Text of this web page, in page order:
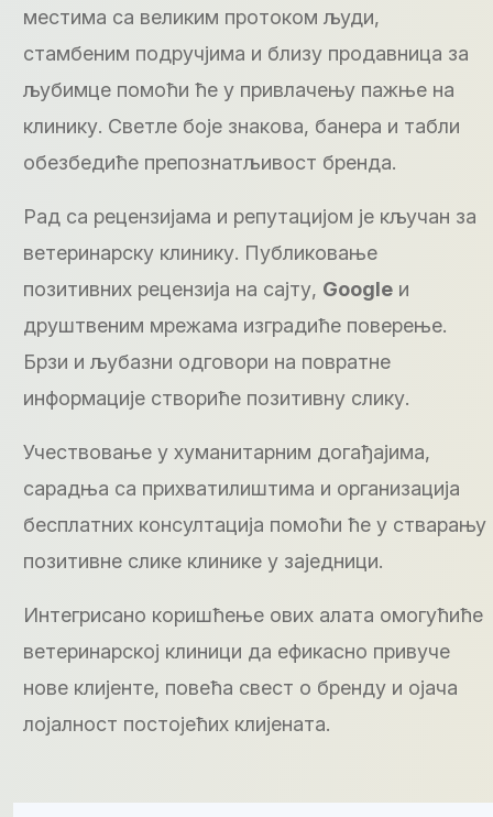
местима са великим протоком људи,
стамбеним подручјима и близу продавница за
љубимце помоћи ће у привлачењу пажње на
клинику. Светле боје знакова, банера и табли
обезбедиће препознатљивост бренда.
Рад са рецензијама и репутацијом је кључан за
ветеринарску клинику. Публиковање
позитивних рецензија на сајту, Google и
друштвеним мрежама изградиће поверење.
Брзи и љубазни одговори на повратне
информације створиће позитивну слику.
Учествовање у хуманитарним догађајима,
сарадња са прихватилиштима и организација
бесплатних консултација помоћи ће у стварању
позитивне слике клинике у заједници.
Интегрисано коришћење ових алата омогућиће
ветеринарској клиници да ефикасно привуче
нове клијенте, повећа свест о бренду и ојача
лојалност постојећих клијената.